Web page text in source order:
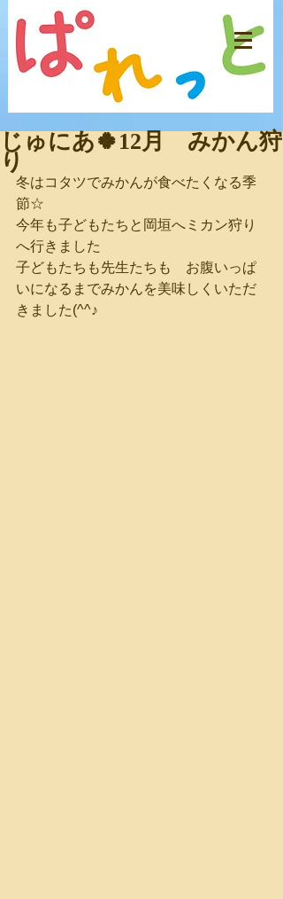
じゅにあ🍀12月 みかん狩
り
冬はコタツでみかんが食べたくなる季
節☆
今年も子どもたちと岡垣へミカン狩り
へ行きました
子どもたちも先生たちも　お腹いっぱ
いになるまでみかんを美味しくいただ
きました(^^♪